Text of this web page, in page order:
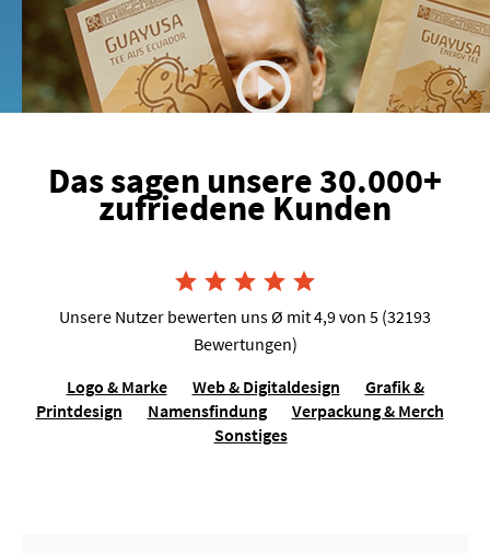
Das sagen unsere 30.000+
zufriedene Kunden
    
Unsere Nutzer bewerten uns Ø mit 4,9 von 5 (32193
Bewertungen)
Logo & Marke
Web & Digitaldesign
Grafik &
Printdesign
Namensfindung
Verpackung & Merch
Sonstiges